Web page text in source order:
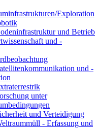
Exploration
und Betrieb
und -
und -
unter
und Verteidigung
- Erfassung und